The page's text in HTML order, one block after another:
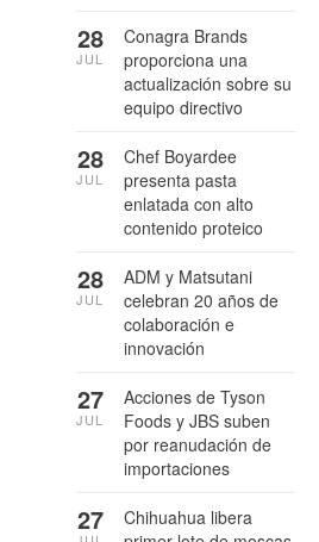
Conagra Brands
proporciona una
actualización sobre su
equipo directivo
28
JUL
Chef Boyardee
presenta pasta
enlatada con alto
contenido proteico
28
JUL
ADM y Matsutani
celebran 20 años de
colaboración e
innovación
28
JUL
Acciones de Tyson
Foods y JBS suben
por reanudación de
importaciones
27
JUL
Chihuahua libera
27